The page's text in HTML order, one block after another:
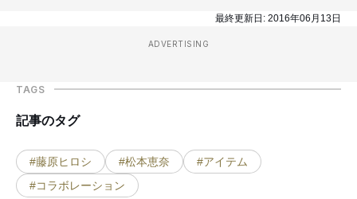
最終更新日: 2016年06月13日
ADVERTISING
TAGS
記事のタグ
#藤原ヒロシ #松本恵奈
#アイテム
#コラボレーション